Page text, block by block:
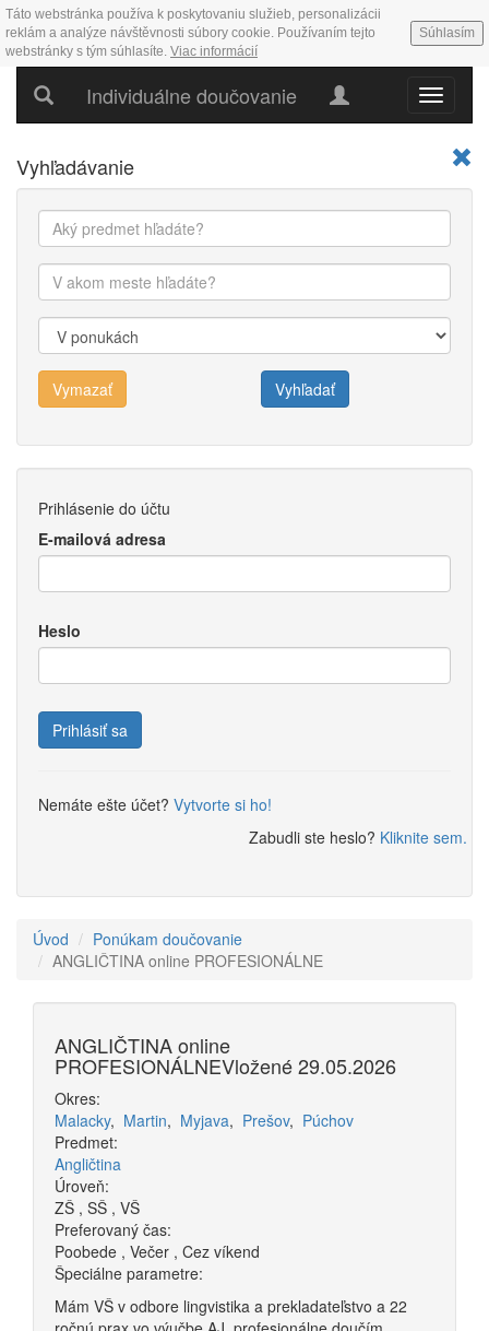
Táto webstránka používa k poskytovaniu služieb, personalizácii
reklám a analýze návštěvnosti súbory cookie. Používaním tejto
webstránky s tým súhlasíte. Viac informácií
Súhlasím
Hlavné
menu
Individuálne doučovanie
Vyhľadávanie
Vymazať Vyhľadať
Prihlásenie do účtu
E-mailová adresa
Heslo
Prihlásiť sa
Nemáte ešte účet? Vytvorte si ho!
Zabudli ste heslo? Kliknite sem.
Úvod
Ponúkam doučovanie
ANGLIČTINA online PROFESIONÁLNE
ANGLIČTINA online
PROFESIONÁLNEVložené 29.05.2026
Okres:
Malacky, Martin, Myjava, Prešov, Púchov
Predmet:
Angličtina
Úroveň:
ZŠ , SŠ , VŠ
Preferovaný čas:
Poobede , Večer , Cez víkend
Špeciálne parametre:
Mám VŠ v odbore lingvistika a prekladateľstvo a 22